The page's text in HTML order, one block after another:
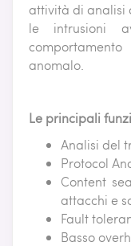
attività di analisi
le intrusioni
anomalo.
Le principali
Analisi del
Protocol
Content
attacchi e
Fault
Basso